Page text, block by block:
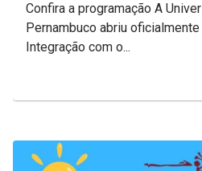
Confira a programação A Universidade Católica de
Pernambuco abriu
Integração com o...